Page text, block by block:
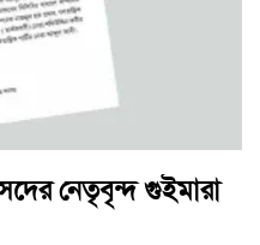
নেতৃবৃন্দ গুইমারা